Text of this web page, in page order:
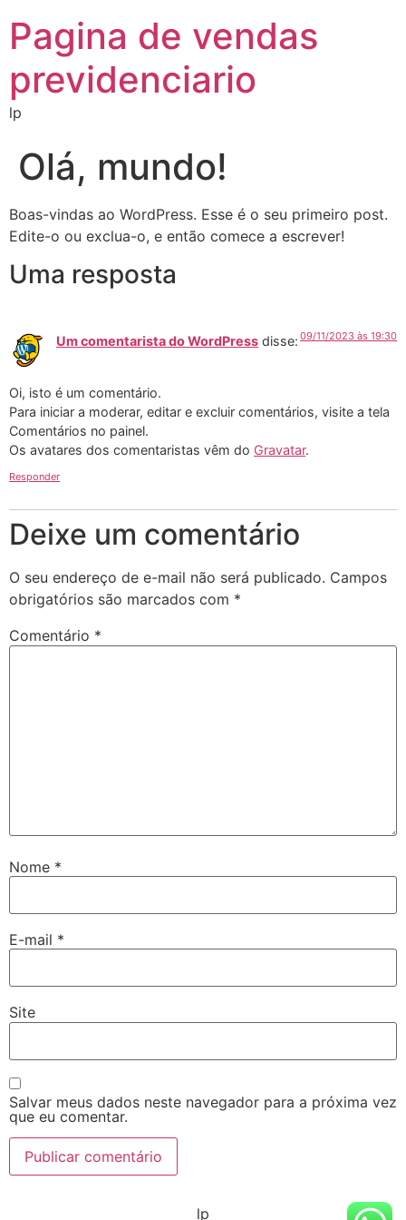
Pagina de vendas
previdenciario
lp
Olá, mundo!
Boas-vindas ao WordPress. Esse é o seu primeiro post.
Edite-o ou exclua-o, e então comece a escrever!
Uma resposta
Um comentarista do WordPress disse: 09/11/2023 às 19:30
Oi, isto é um comentário.
Para iniciar a moderar, editar e excluir comentários, visite a tela
Comentários no painel.
Os avatares dos comentaristas vêm do Gravatar.
Responder
Deixe um comentário
O seu endereço de e-mail não será publicado. Campos
obrigatórios são marcados com *
Comentário *
Nome *
E-mail *
Site
Salvar meus dados neste navegador para a próxima vez
que eu comentar.
lp